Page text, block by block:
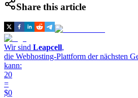
Share this article
Wir sind Leapcell,
die Webhosting-Plattform der nächsten
kann:
20
=
$0